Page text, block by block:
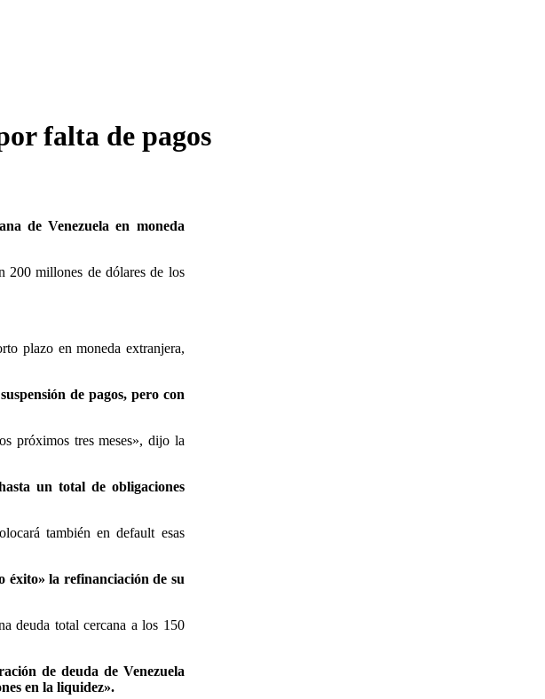
falta de pagos
de Venezuela en moneda
200 millones de dólares de los
plazo en moneda extranjera,
de pagos, pero con
próximos tres meses», dijo la
un total de obligaciones
también en default esas
éxito» la refinanciación de su
deuda total cercana a los 150
de deuda de Venezuela
en la liquidez».